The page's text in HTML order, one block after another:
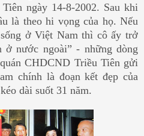
ngày 14-8-2002. Sau khi
là theo hi vọng của họ. Nếu
ở Việt Nam thì cô ấy trở
ở nước ngoài” - những dòng
CHDCND Triều Tiên gửi
chính là đoạn kết đẹp của
dài suốt 31 năm.